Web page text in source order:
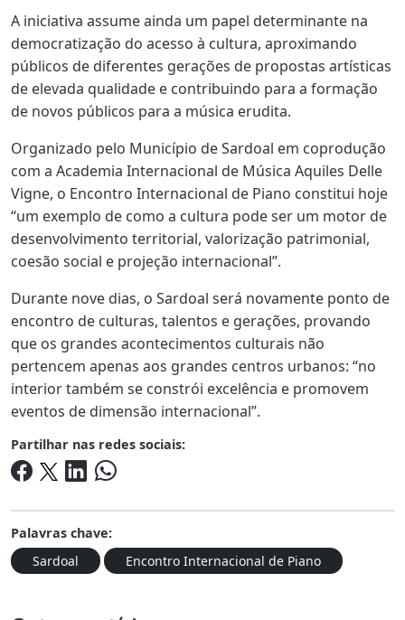
A iniciativa assume ainda um papel determinante na
democratização do acesso à cultura, aproximando
públicos de diferentes gerações de propostas artísticas
de elevada qualidade e contribuindo para a formação
de novos públicos para a música erudita.
Organizado pelo Município de Sardoal em coprodução
com a Academia Internacional de Música Aquiles Delle
Vigne, o Encontro Internacional de Piano constitui hoje
“um exemplo de como a cultura pode ser um motor de
desenvolvimento territorial, valorização patrimonial,
coesão social e projeção internacional”.
Durante nove dias, o Sardoal será novamente ponto de
encontro de culturas, talentos e gerações, provando
que os grandes acontecimentos culturais não
pertencem apenas aos grandes centros urbanos: “no
interior também se constrói excelência e promovem
eventos de dimensão internacional”.
Partilhar nas redes sociais:
Palavras chave:
Sardoal
Encontro Internacional de Piano